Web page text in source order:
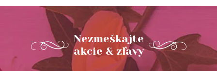
Nezmeškajte
akcie & zľavy